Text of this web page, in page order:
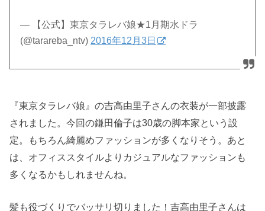
— 【公式】東京タラレバ娘★1月期水ドラ
(@tarareba_ntv) 2016年12月3日
『東京タラレバ娘』の吉高由里子さんの衣装が一部披露
されました。今回の鎌田倫子は30歳の脚本家という設
定。もちろん綺麗めファッションが多くなりそう。あと
は、オフィススタイルよりカジュアルなファッションも
多くなるかもしれませんね。
髪も役づくりでバッサリ切りました！吉高由里子さんは